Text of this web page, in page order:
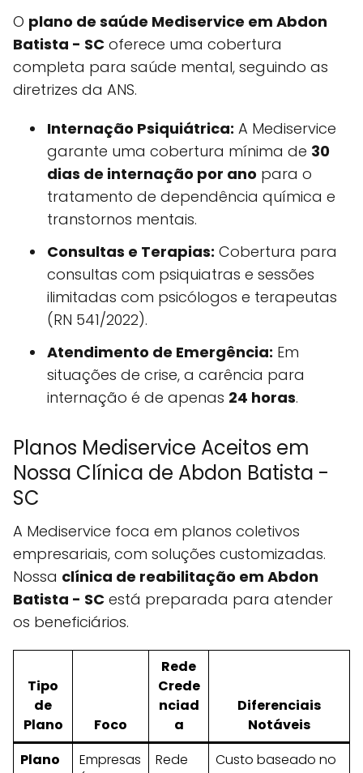
O plano de saúde Mediservice em Abdon
Batista - SC oferece uma cobertura
completa para saúde mental, seguindo as
diretrizes da ANS.
Internação Psiquiátrica: A Mediservice
garante uma cobertura mínima de 30
dias de internação por ano para o
tratamento de dependência química e
transtornos mentais.
Consultas e Terapias: Cobertura para
consultas com psiquiatras e sessões
ilimitadas com psicólogos e terapeutas
(RN 541/2022).
Atendimento de Emergência: Em
situações de crise, a carência para
internação é de apenas 24 horas.
Planos Mediservice Aceitos em
Nossa Clínica de Abdon Batista -
SC
A Mediservice foca em planos coletivos
empresariais, com soluções customizadas.
Nossa clínica de reabilitação em Abdon
Batista - SC está preparada para atender
os beneficiários.
Tipo
de
Plano
Foco
Rede
Crede
nciad
a
Diferenciais
Notáveis
Plano
Empresas
Rede
Custo baseado no